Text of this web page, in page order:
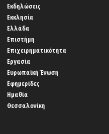
Εκδηλώσεις
Εκκλησία
Ελλάδα
Επιστήμη
Επιχειρηματικότητα
Εργασία
Ευρωπαϊκή Ένωση
Εφημερίδες
Ημαθία
Θεσσαλονίκη